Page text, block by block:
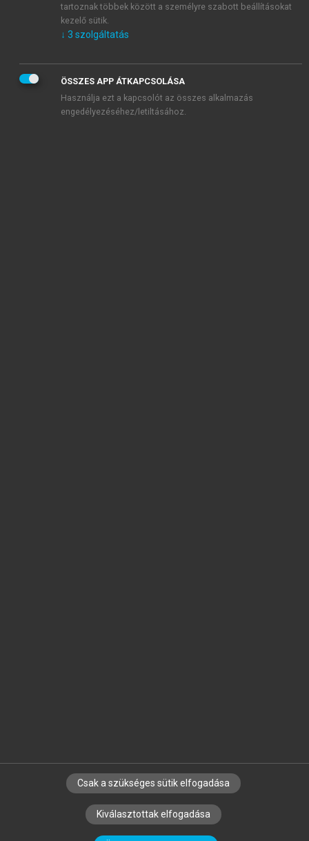
tudomásul veszem és elfogadom.
KIPRÓBÁLOM
SZERZŐKNEK CÉGEKNEK KÖNYVTÁROSOKNAK
SZERKESZTÉSI ÉS LEKTORÁLÁSI ALAPELVEK
tartoznak többek között a személyre szabott beállításokat
kezelő sütik.
↓ 3 szolgáltatás
ÖSSZES APP ÁTKAPCSOLÁSA
Használja ezt a kapcsolót az összes alkalmazás
engedélyezéséhez/letiltásához.
Csak a szükséges sütik elfogadása
Kiválasztottak elfogadása